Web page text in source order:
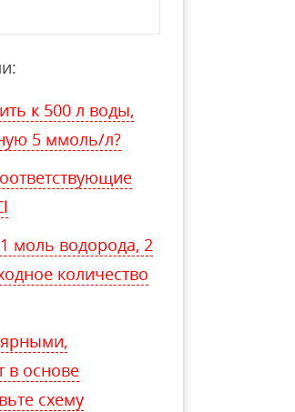
к 500 л воды,
5 ммоль/л?
моль водорода, 2
количество
в основе
схему